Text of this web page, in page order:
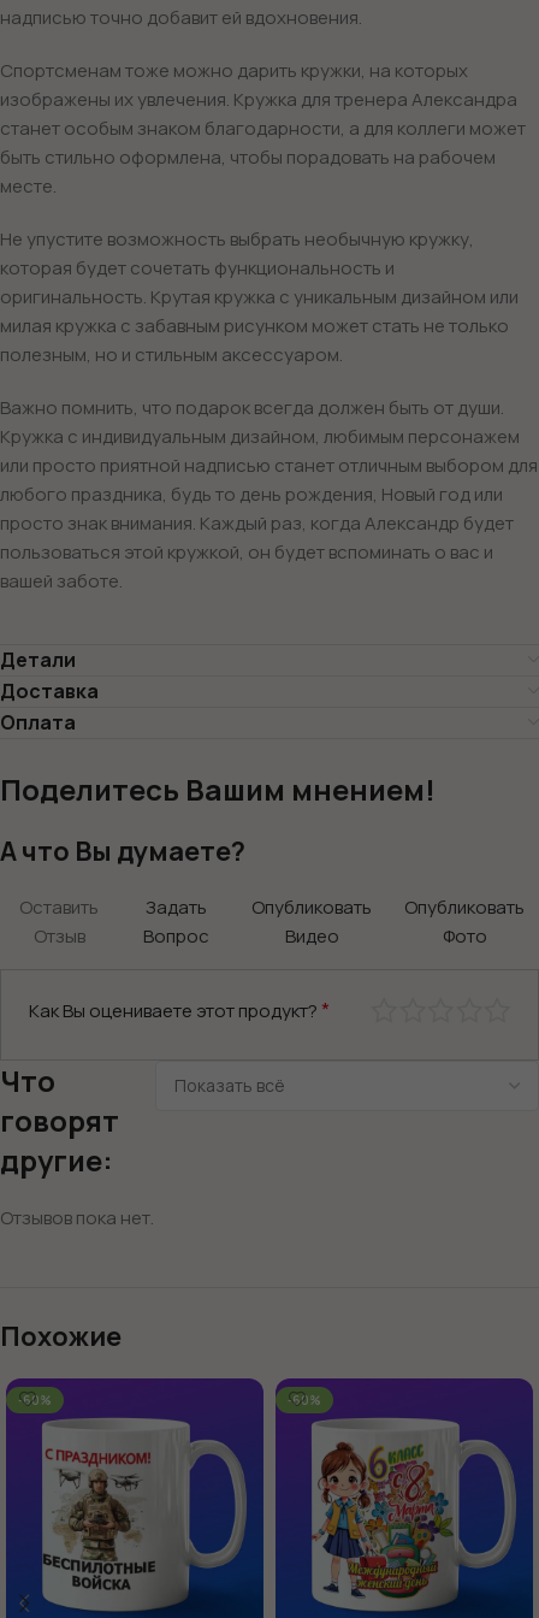
надписью точно добавит ей вдохновения.
Спортсменам тоже можно дарить кружки, на которых
изображены их увлечения. Кружка для тренера Александра
станет особым знаком благодарности, а для коллеги может
быть стильно оформлена, чтобы порадовать на рабочем
месте.
Не упустите возможность выбрать необычную кружку,
которая будет сочетать функциональность и
оригинальность. Крутая кружка с уникальным дизайном или
милая кружка с забавным рисунком может стать не только
полезным, но и стильным аксессуаром.
Важно помнить, что подарок всегда должен быть от души.
Кружка с индивидуальным дизайном, любимым персонажем
или просто приятной надписью станет отличным выбором для
любого праздника, будь то день рождения, Новый год или
просто знак внимания. Каждый раз, когда Александр будет
пользоваться этой кружкой, он будет вспоминать о вас и
вашей заботе.
Детали
Доставка
Оплата
Поделитесь Вашим мнением!
А что Вы думаете?
Оставить
Отзыв
Задать
Вопрос
Опубликовать
Видео
Опубликовать
Фото
Как Вы оцениваете этот продукт? *
Что
говорят
другие:
Отзывов пока нет.
Похожие
-60% -60%